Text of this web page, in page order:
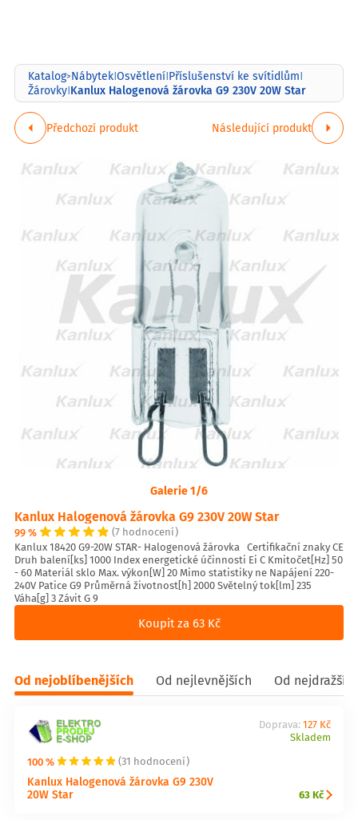
Katalog>Nábytek|Osvětlení|Příslušenství ke svítidlům|
Žárovky|Kanlux Halogenová žárovka G9 230V 20W Star
Předchozí produkt Následující produkt
Galerie 1/6
Kanlux Halogenová žárovka G9 230V 20W Star
99 %
(7 hodnocení)
Kanlux 18420 G9-20W STAR- Halogenová žárovka Certifikační znaky CE
Druh balení[ks] 1000 Index energetické účinnosti Ei C Kmitočet[Hz] 50
- 60 Materiál sklo Max. výkon[W] 20 Mimo statistiky ne Napájení 220-
240V Patice G9 Průměrná životnost[h] 2000 Světelný tok[lm] 235
Váha[g] 3 Závit G 9
Koupit za 63 Kč
Od nejoblíbenějších Od nejlevnějších Od
100 % (31 hodnocení)
Kanlux Halogenová žárovka G9 230V
20W Star
Doprava: 127 Kč
Skladem
63 Kč